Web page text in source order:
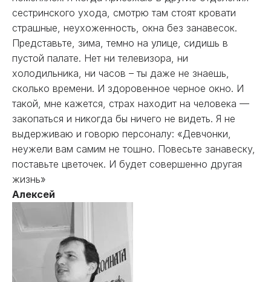
сестринского ухода, смотрю там стоят кровати
страшные, неухоженность, окна без занавесок.
Представьте, зима, темно на улице, сидишь в
пустой палате. Нет ни телевизора, ни
холодильника, ни часов – ты даже не знаешь,
сколько времени. И здоровенное черное окно. И
такой, мне кажется, страх находит на человека —
закопаться и никогда бы ничего не видеть. Я не
выдерживаю и говорю персоналу: «Девчонки,
неужели вам самим не тошно. Повесьте занавеску,
поставьте цветочек. И будет совершенно другая
жизнь»
Алексей